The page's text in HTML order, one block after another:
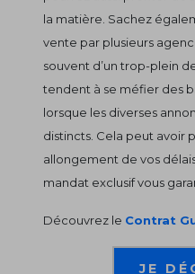
la matière. Sachez
vente par plusieurs
souvent d’un trop-plein
tendent à se méfier des
lorsque les diverses
distincts. Cela peut avoir
allongement de vos
mandat exclusif vous
Découvrez le Contrat
JE